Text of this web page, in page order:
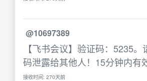
@10697389
【飞书会议】验证码：5235
码泄露给其他人！15分钟内有
接收时间: 270天前